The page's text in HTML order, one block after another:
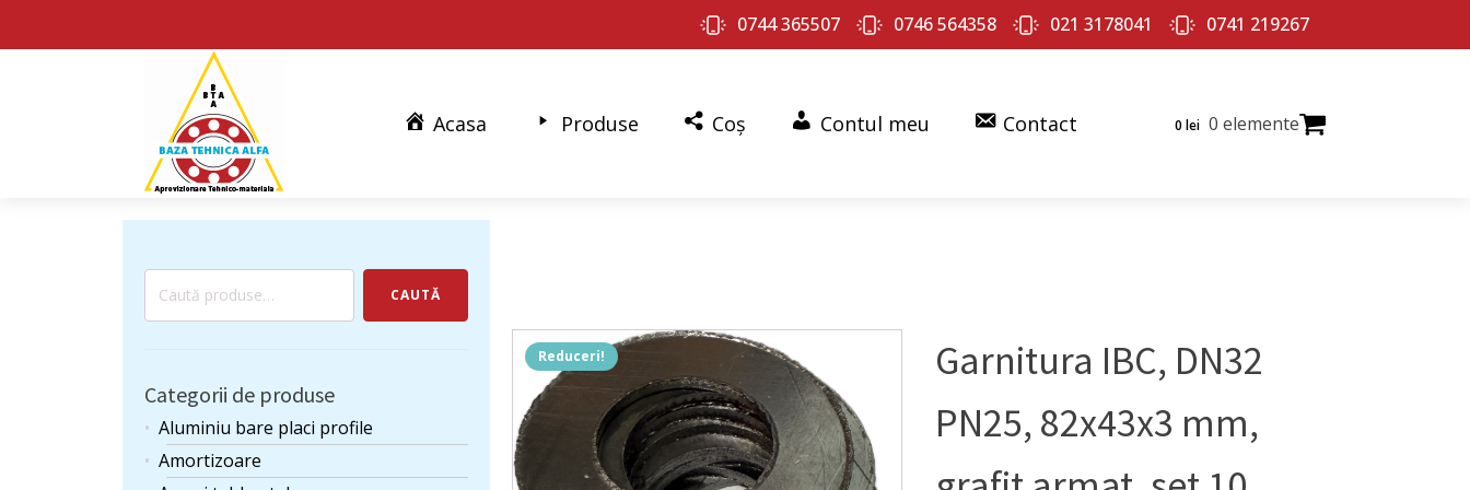
0744 365507 0746 564358 021 3178041 0741 219267
Acasa Produse Coș Contul meu Contact 0 lei 0 elemente
Caută
CAUTĂ
Categorii de produse
Aluminiu bare placi profile
Amortizoare
Reduceri!
Garnitura IBC, DN32
PN25, 82x43x3 mm,